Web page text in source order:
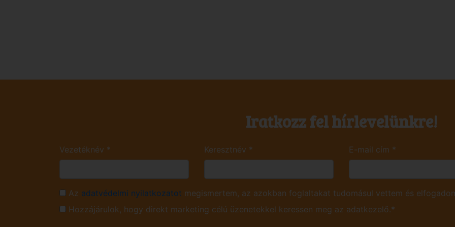
Iratkozz fel hírlevelünkre!
Vezetéknév * Keresztnév * E-mail cím *
Az adatvédelmi nyilatkozatot megismertem, az azokban foglaltakat tudomásul vettem és
Hozzájárulok, hogy direkt marketing célú üzenetekkel keressen meg az adatkezelő.*